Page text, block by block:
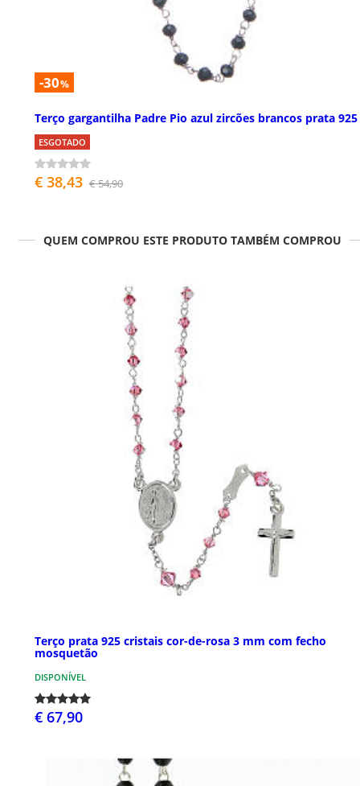
-30%
Terço gargantilha Padre Pio azul zircões brancos prata 925
ESGOTADO
€ 38,43 € 54,90
QUEM COMPROU ESTE PRODUTO TAMBÉM COMPROU
Terço prata 925 cristais cor-de-rosa 3 mm com fecho
mosquetão
DISPONÍVEL
€ 67,90